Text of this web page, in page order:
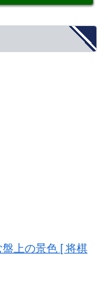
上の景色 [ 将棋